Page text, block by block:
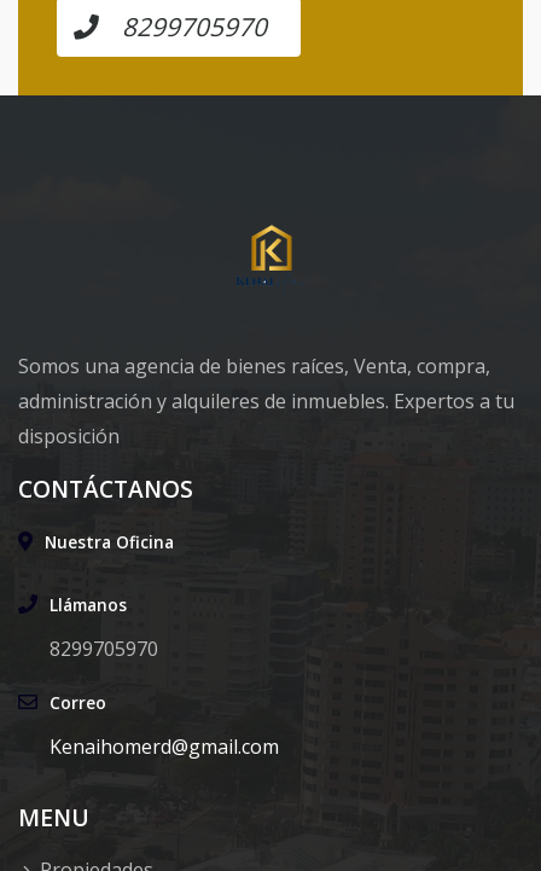
8299705970
Somos una agencia de bienes raíces, Venta, compra,
administración y alquileres de inmuebles. Expertos a tu
disposición
CONTÁCTANOS
Nuestra Oficina
Llámanos
8299705970
Correo
Kenaihomerd@gmail.com
MENU